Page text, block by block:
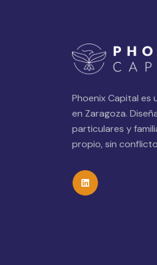
Phoenix Capital es
en Zaragoza.
particulares y
propio, sin